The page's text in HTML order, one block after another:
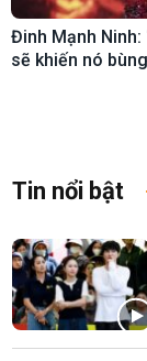
Đinh Mạnh
sẽ khiến nó
Tin nổi bật